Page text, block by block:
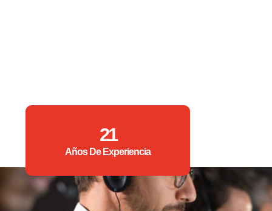
21
Años De Experiencia